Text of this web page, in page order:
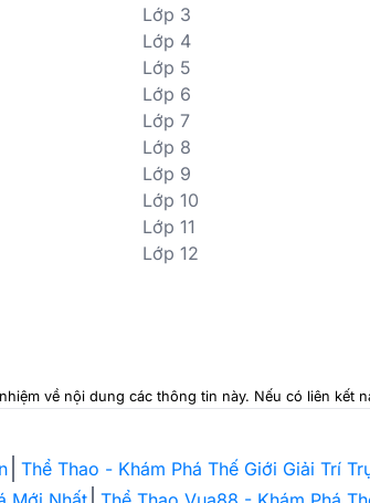
Lớp 3
Lớp 4
Lớp 5
Lớp 6
Lớp 7
Lớp 8
Lớp 9
Lớp 10
Lớp 11
Lớp 12
về nội dung các thông tin này. Nếu có liên kết
Thể Thao - Khám Phá Thế Giới Giải Trí